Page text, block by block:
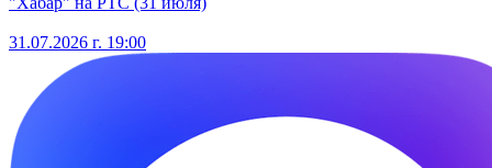
31.07.2026 г. 19:00